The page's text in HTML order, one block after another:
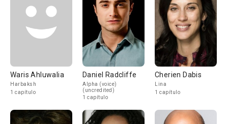
Waris Ahluwalia
Harbaksh
1 capítulo
Daniel Radcliffe
Alpha (voice)
(uncredited)
1 capítulo
Cherien Dabis
Lina
1 capítulo